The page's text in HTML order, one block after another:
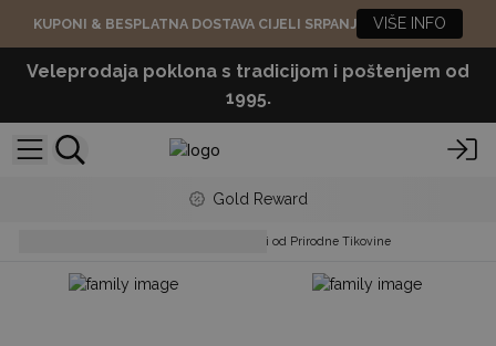
KUPONI & BESPLATNA DOSTAVA CIJELI SRPANJ VIŠE INFO
Veleprodaja poklona s tradicijom i poštenjem od
1995.
Gold Reward
Stalci od Prirodne Tikovine